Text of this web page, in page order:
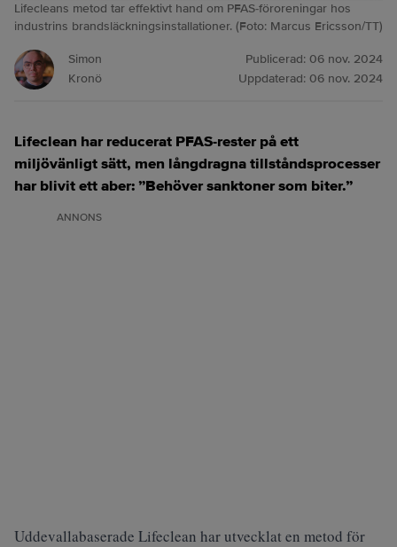
Lifecleans metod tar effektivt hand om PFAS-föroreningar hos
industrins brandsläckningsinstallationer. (Foto: Marcus Ericsson/TT)
Simon
Kronö
Publicerad: 06 nov. 2024
Uppdaterad: 06 nov. 2024
Lifeclean har reducerat PFAS-rester på ett
miljövänligt sätt, men långdragna tillståndsprocesser
har blivit ett aber: ”Behöver sanktoner som biter.”
ANNONS
Uddevallabaserade Lifeclean har utvecklat en metod för